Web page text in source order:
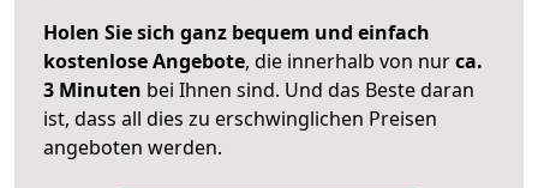
Holen Sie sich ganz bequem und einfach
kostenlose Angebote, die innerhalb von nurca.
3 Minuten bei Ihnen sind. Und das Beste daran
ist, dass all dies zu erschwinglichen Preisen
angeboten werden.